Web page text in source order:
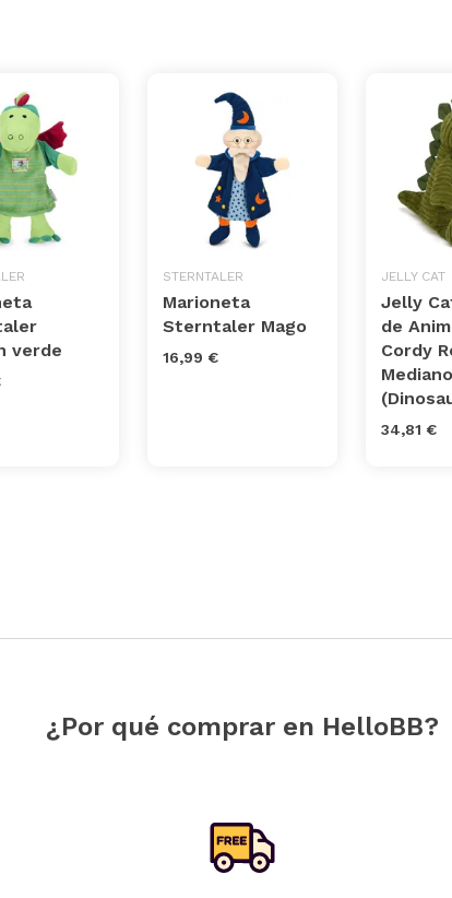
verde
STERNTALER
Marioneta
Sterntaler Mago
16,99 €
JELLY CAT
Jelly
de
Cordy
Mediano
34,81 €
¿Por qué comprar en HelloBB?